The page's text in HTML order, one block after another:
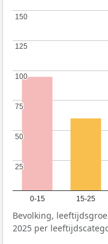
0-15 15-25
25
25
50
50
75
75
100
100
125
125
150
150
Bevolking,
2025 per